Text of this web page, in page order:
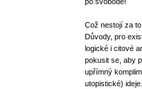
Což nestojí za
Důvody, pro
logické i citové
pokusit se, aby
upřímný
utopistické) ideje.